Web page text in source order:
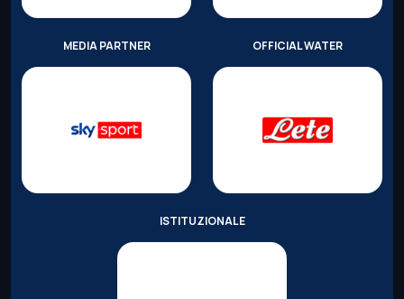
MEDIA PARTNER OFFICIAL WATER
ISTITUZIONALE